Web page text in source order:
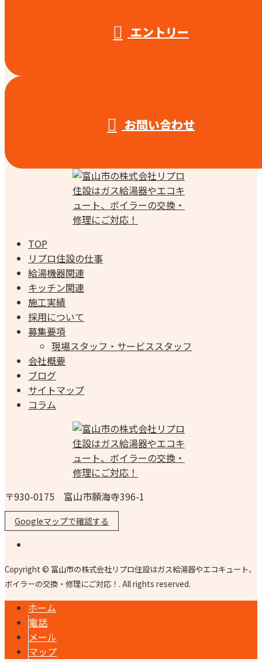
エントリー
お問い合わせ
TOP
リプロ住設の仕事
給湯機器関連
キッチン関連
施工実績
採用について
募集要項
現場スタッフ・サービススタッフ
会社概要
ブログ
サイトマップ
コラム
〒930-0175 富山市願海寺396-1
Googleマップで確認する
Copyright © 富山市の株式会社リプロ住設はガス給湯器やエコキュート、
ボイラーの交換・修理にご対応！. All rights reserved.
ホーム
電話
メール
マップ